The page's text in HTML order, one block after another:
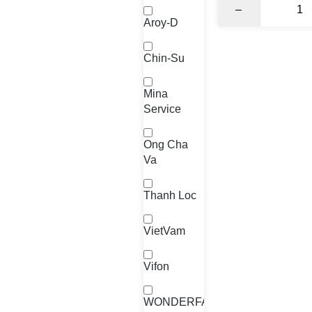
Aroy-D
Chin-Su
Mina
Service
Ong Cha
Va
Thanh Loc
VietVam
Vifon
WONDERFARM
–